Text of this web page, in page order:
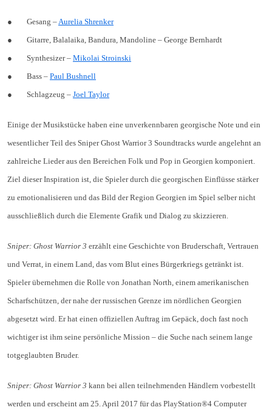
● Gesang –Aurelia Shrenker
● Gitarre, Balalaika, Bandura, Mandoline – George Bernhardt
● Synthesizer – Mikolai Stroinski
● Bass – Paul Bushnell
● Schlagzeug – Joel Taylor
Einige der Musikstücke haben eine unverkennbaren georgische Note und ein
wesentlicher Teil des Sniper Ghost Warrior 3 Soundtracks wurde angelehnt an
zahlreiche Lieder aus den Bereichen Folk und Pop in Georgien komponiert.
Ziel dieser Inspiration ist, die Spieler durch die georgischen Einflüsse stärker
zu emotionalisieren und das Bild der Region Georgien im Spiel selber nicht
ausschließlich durch die Elemente Grafik und Dialog zu skizzieren.
Sniper: Ghost Warrior 3 erzählt eine Geschichte von Bruderschaft, Vertrauen
und Verrat, in einem Land, das vom Blut eines Bürgerkriegs getränkt ist.
Spieler übernehmen die Rolle von Jonathan North, einem amerikanischen
Scharfschützen, der nahe der russischen Grenze im nördlichen Georgien
abgesetzt wird. Er hat einen offiziellen Auftrag im Gepäck, doch fast noch
wichtiger ist ihm seine persönliche Mission – die Suche nach seinem lange
totgeglaubten Bruder.
Sniper: Ghost Warrior 3 kann bei allen teilnehmenden Händlern vorbestellt
werden und erscheint am 25. April 2017 für das PlayStation®4 Computer